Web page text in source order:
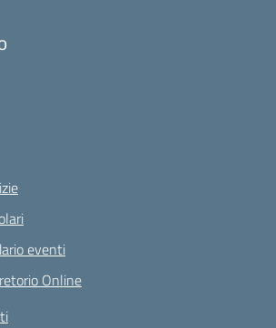
eventi
Online